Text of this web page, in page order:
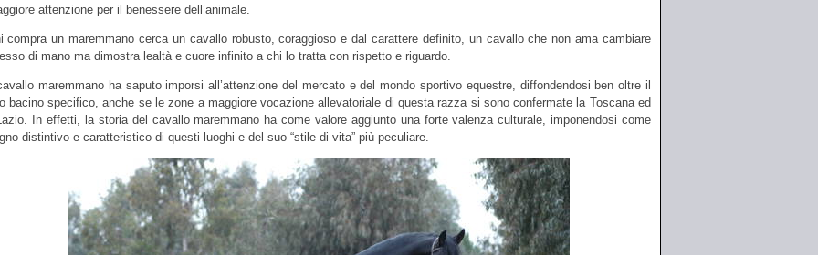
attenzione per il benessere dell’animale.
compra un maremmano cerca un cavallo robusto, coraggioso e dal carattere definito, un cavallo che non ama cambiare
di mano ma dimostra lealtà e cuore infinito a chi lo tratta con rispetto e riguardo.
maremmano ha saputo imporsi all’attenzione del mercato e del mondo sportivo equestre, diffondendosi ben oltre il
bacino specifico, anche se le zone a maggiore vocazione allevatoriale di questa razza si sono confermate la Toscana ed
In effetti, la storia del cavallo maremmano ha come valore aggiunto una forte valenza culturale, imponendosi come
distintivo e caratteristico di questi luoghi e del suo “stile di vita” più peculiare.